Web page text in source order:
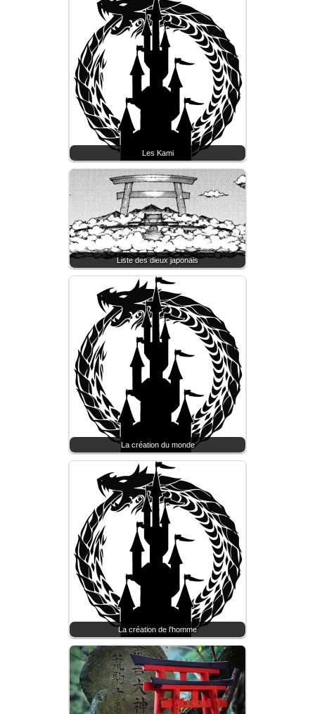
Les Kami
Liste des dieux japonais
La création du monde
La création de l'homme